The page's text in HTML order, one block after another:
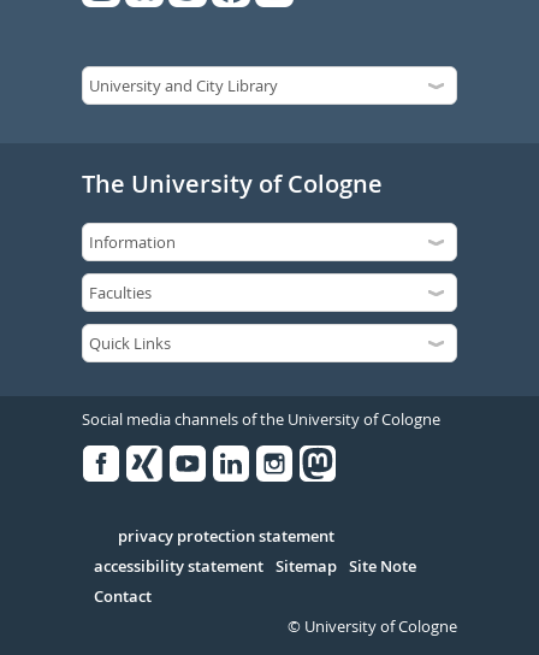
The University of Cologne
Social media channels of the University of Cologne
Serivce
privacy protection statement
accessibility statement Sitemap Site Note
Contact
© University of Cologne